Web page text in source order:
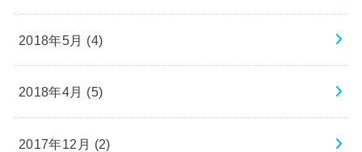
2018年5月 (4)
2018年4月 (5)
2017年12月 (2)